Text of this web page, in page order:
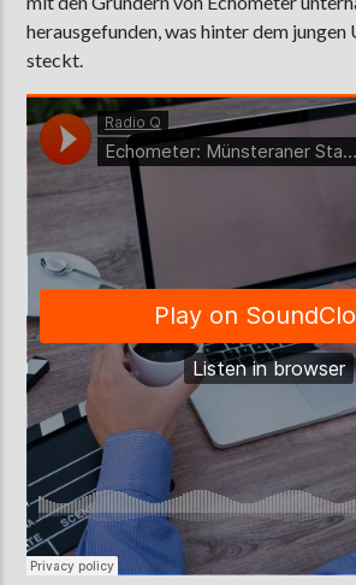
herausgefunden, was hinter dem jungen
steckt.